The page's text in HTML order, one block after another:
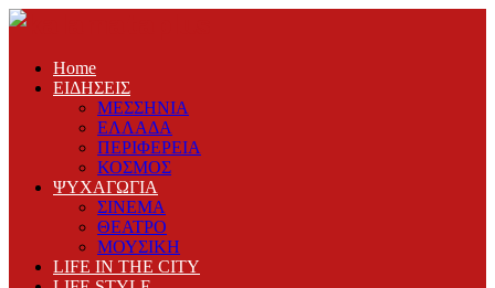
Home
ΕΙΔΗΣΕΙΣ
ΜΕΣΣΗΝΙΑ
ΕΛΛΑΔΑ
ΠΕΡΙΦΕΡΕΙΑ
ΚΟΣΜΟΣ
ΨΥΧΑΓΩΓΙΑ
ΣΙΝΕΜΑ
ΘΕΑΤΡΟ
ΜΟΥΣΙΚΗ
LIFE IN THE CITY